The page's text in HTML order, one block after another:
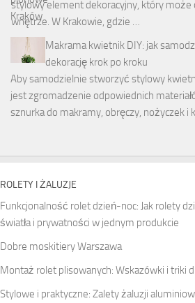
stylowy element dekoracyjny, który może
wnętrze. W Krakowie, gdzie …
Makrama kwietnik DIY: jak
dekorację krok po kroku
Aby samodzielnie stworzyć stylowy
jest zgromadzenie odpowiednich
sznurka do makramy, obręczy, nożyczek i
ROLETY I ŻALUZJE
Funkcjonalność rolet dzień-noc: Jak rolety
światła i prywatności w jednym produkcie
Dobre moskitiery Warszawa
Montaż rolet plisowanych: Wskazówki i triki
Stylowe i praktyczne: Zalety żaluzji